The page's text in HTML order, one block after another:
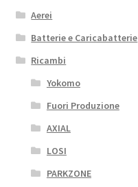
Aerei
Batterie e Caricabatterie
Ricambi
Yokomo
Fuori Produzione
AXIAL
LOSI
PARKZONE